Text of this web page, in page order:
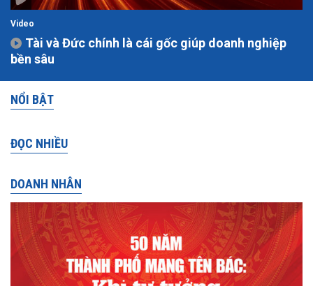
Video
Tài và Đức chính là cái gốc giúp doanh nghiệp
bền sâu
NỔI BẬT
ĐỌC NHIỀU
DOANH NHÂN